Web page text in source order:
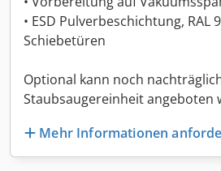
• ESD Pulverbeschichtung, RAL
Schiebetüren
Optional kann noch
Staubsaugereinheit angeboten
Mehr Informationen